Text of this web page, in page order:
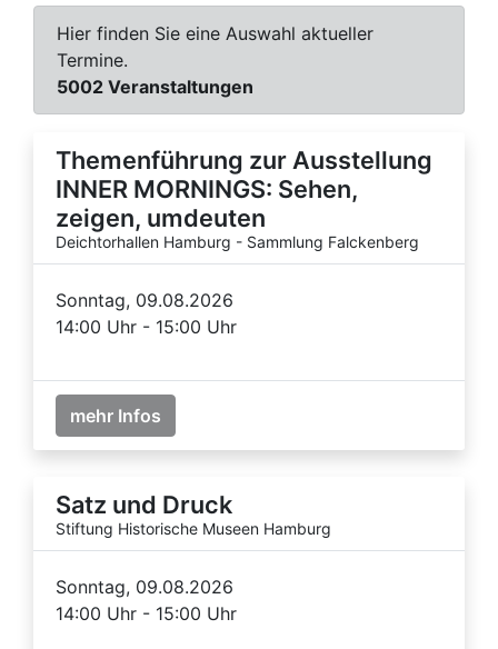
Hier finden Sie eine Auswahl aktueller
Termine.
5002 Veranstaltungen
Themenführung zur Ausstellung
INNER MORNINGS: Sehen,
zeigen, umdeuten
Deichtorhallen Hamburg - Sammlung Falckenberg
Sonntag, 09.08.2026
14:00 Uhr - 15:00 Uhr
mehr Infos
Satz und Druck
Stiftung Historische Museen Hamburg
Sonntag, 09.08.2026
14:00 Uhr - 15:00 Uhr